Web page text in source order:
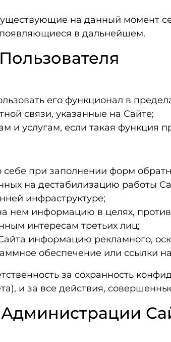
на данный момент
в дальнейшем.
его функционал в
связи, указанные на Сайте;
и услугам, если такая функция
при заполнении форм
на дестабилизацию работы
инфраструктуре;
нем информацию в целях,
интересам третьих лиц;
информацию рекламного,
обеспечение или ссылки
за сохранность
и за все действия,